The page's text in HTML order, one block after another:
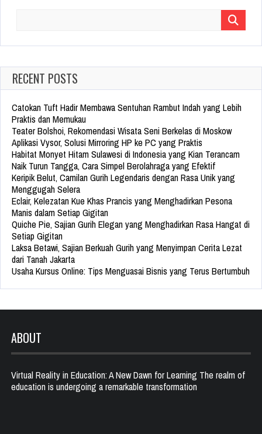
RECENT POSTS
Catokan Tuft Hadir Membawa Sentuhan Rambut Indah yang Lebih
Praktis dan Memukau
Teater Bolshoi, Rekomendasi Wisata Seni Berkelas di Moskow
Aplikasi Vysor, Solusi Mirroring HP ke PC yang Praktis
Habitat Monyet Hitam Sulawesi di Indonesia yang Kian Terancam
Naik Turun Tangga, Cara Simpel Berolahraga yang Efektif
Keripik Belut, Camilan Gurih Legendaris dengan Rasa Unik yang
Menggugah Selera
Eclair, Kelezatan Kue Khas Prancis yang Menghadirkan Pesona
Manis dalam Setiap Gigitan
Quiche Pie, Sajian Gurih Elegan yang Menghadirkan Rasa Hangat di
Setiap Gigitan
Laksa Betawi, Sajian Berkuah Gurih yang Menyimpan Cerita Lezat
dari Tanah Jakarta
Usaha Kursus Online: Tips Menguasai Bisnis yang Terus Bertumbuh
ABOUT
Virtual Reality in Education: A New Dawn for Learning The realm of
education is undergoing a remarkable transformation